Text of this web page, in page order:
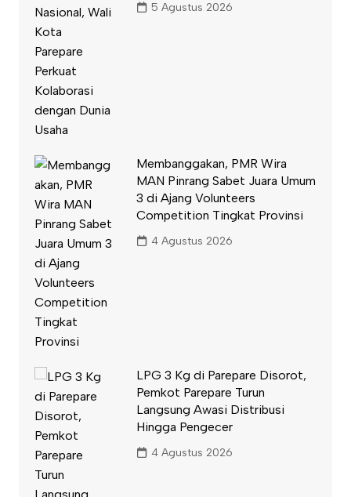
5 Agustus 2026
Membanggakan, PMR Wira
MAN Pinrang Sabet Juara Umum
3 di Ajang Volunteers
Competition Tingkat Provinsi
4 Agustus 2026
LPG 3 Kg di Parepare Disorot,
Pemkot Parepare Turun
Langsung Awasi Distribusi
Hingga Pengecer
4 Agustus 2026